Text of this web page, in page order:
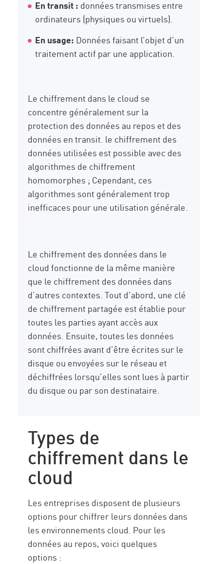
En transit : données transmises entre
ordinateurs (physiques ou virtuels).
En usage: Données faisant l’objet d’un
traitement actif par une application.
Le chiffrement dans le cloud se
concentre généralement sur la
protection des données au repos et des
données en transit. le chiffrement des
données utilisées est possible avec des
algorithmes de chiffrement
homomorphes ; Cependant, ces
algorithmes sont généralement trop
inefficaces pour une utilisation générale.
Le chiffrement des données dans le
cloud fonctionne de la même manière
que le chiffrement des données dans
d’autres contextes. Tout d’abord, une clé
de chiffrement partagée est établie pour
toutes les parties ayant accès aux
données. Ensuite, toutes les données
sont chiffrées avant d’être écrites sur le
disque ou envoyées sur le réseau et
déchiffrées lorsqu’elles sont lues à partir
du disque ou par son destinataire.
Types de
chiffrement dans le
cloud
Les entreprises disposent de plusieurs
options pour chiffrer leurs données dans
les environnements cloud. Pour les
données au repos, voici quelques
options :